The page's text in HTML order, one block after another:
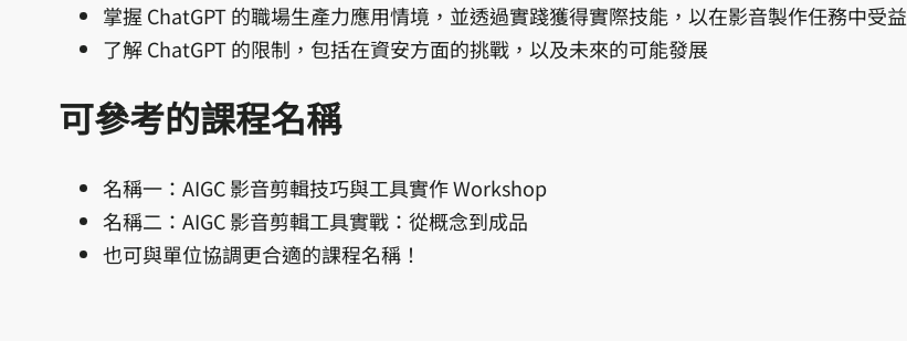
掌握 ChatGPT 的職場生產力應用情境，並透過實踐獲得實際技能，以在影音製作任務中受益
了解 ChatGPT 的限制，包括在資安方面的挑戰，以及未來的可能發展
可參考的課程名稱
名稱一：AIGC 影音剪輯技巧與工具實作 Workshop
名稱二：AIGC 影音剪輯工具實戰：從概念到成品
也可與單位協調更合適的課程名稱！